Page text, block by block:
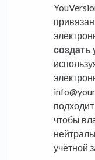
создать
чтобы
учётной